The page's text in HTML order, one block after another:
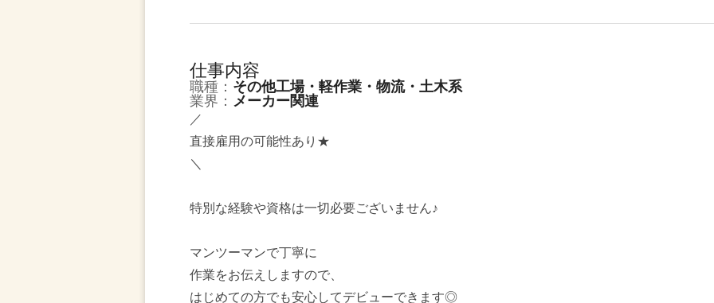
仕事内容
職種： その他工場・軽作業・物流・土木系
業界： メーカー関連
／
直接雇用の可能性あり★
＼
特別な経験や資格は一切必要ございません♪
マンツーマンで丁寧に
作業をお伝えしますので、
はじめての方でも安心してデビューできます◎